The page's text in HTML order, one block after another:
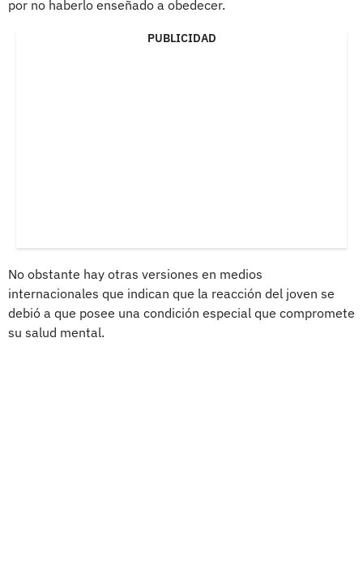
por no haberlo enseñado a obedecer.
PUBLICIDAD
No obstante hay otras versiones en medios
internacionales que indican que la reacción del joven se
debió a que posee una condición especial que compromete
su salud mental.